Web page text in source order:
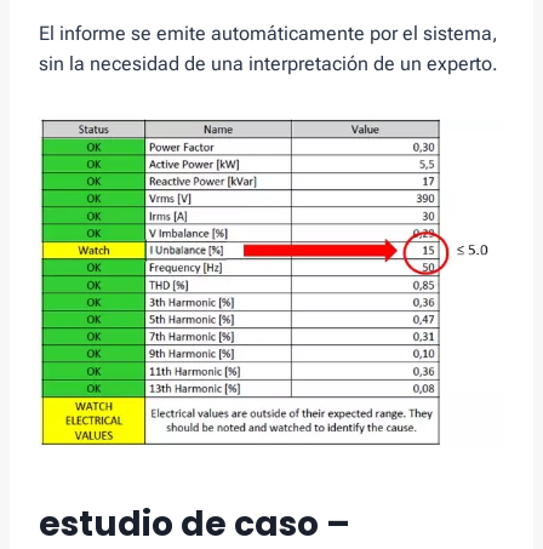
El informe se emite automáticamente por el sistema,
sin la necesidad de una interpretación de un experto.
estudio de caso –